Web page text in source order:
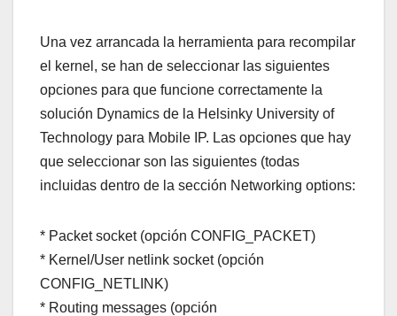
Una vez arrancada la herramienta para recompilar
el kernel, se han de seleccionar las siguientes
opciones para que funcione correctamente la
solución Dynamics de la Helsinky University of
Technology para Mobile IP. Las opciones que hay
que seleccionar son las siguientes (todas
incluidas dentro de la sección Networking options:
* Packet socket (opción CONFIG_PACKET)
* Kernel/User netlink socket (opción
CONFIG_NETLINK)
* Routing messages (opción